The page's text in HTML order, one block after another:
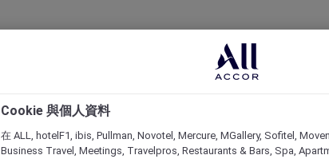
Cookie 與個人資料
在 ALL, hotelF1, ibis, Pullman, Novotel, Mercure, MGallery, Sofitel,
Business Travel, Meetings, Travelpros, Restaurants & Bars, Spa,